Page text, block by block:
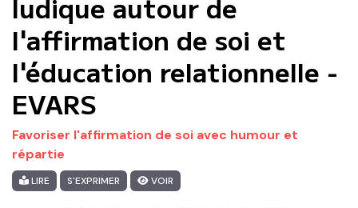
l'affirmation de soi et
l'éducation relationnelle -
EVARS
Favoriser l'affirmation de soi avec humour et
répartie
LIRE S'EXPRIMER VOIR